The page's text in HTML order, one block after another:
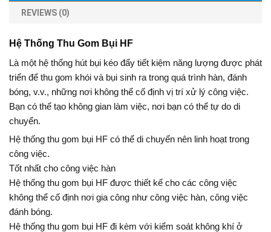
REVIEWS (0)
Hệ Thống Thu Gom Bụi HF
Là một hệ thống hút bụi kéo đẩy tiết kiệm năng lượng được phát
triển để thu gom khói và bụi sinh ra trong quá trình hàn, đánh
bóng, v.v., những nơi không thể cố định vị trí xử lý công việc.
Bạn có thể tạo không gian làm việc, nơi bạn có thể tự do di
chuyển.
Hệ thống thu gom bụi HF có thể di chuyển nên linh hoạt trong
công việc.
Tốt nhất cho công việc hàn
Hệ thống thu gom bụi HF được thiết kế cho các công việc
không thể cố định nơi gia công như công việc hàn, công việc
đánh bóng.
Hệ thống thu gom bụi HF đi kèm với kiểm soát không khí ở